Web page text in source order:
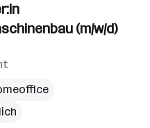
(m/w/d)